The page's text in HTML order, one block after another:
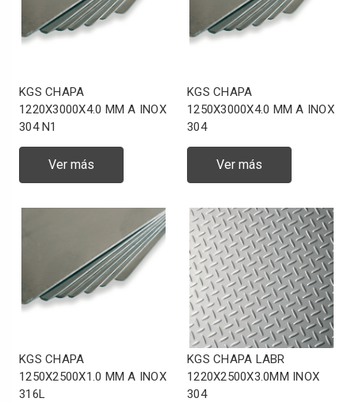
KGS CHAPA
1220X3000X4.0 MM A INOX
304 N1
Ver más
KGS CHAPA
1250X3000X4.0 MM A INOX
304
Ver más
KGS CHAPA
1250X2500X1.0 MM A INOX
316L
KGS CHAPA LABR
1220X2500X3.0MM INOX
304